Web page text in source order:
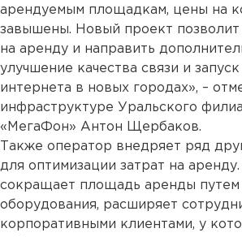
арендуемым площадкам, цены на
завышены. Новый проект позволит
на аренду и направить
улучшение качества связи и
интернета в новых городах», –
инфраструктуре Уральского
«МегаФон» Антон Щербаков.
Также оператор внедряет ряд
для оптимизации затрат на аренду.
сокращает площадь аренды путем
оборудования, расширяет
корпоративными клиентами, у